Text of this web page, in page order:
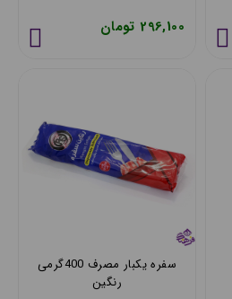
296,100 تومان
سفره یکبار مصرف 400گرمی
رنگین